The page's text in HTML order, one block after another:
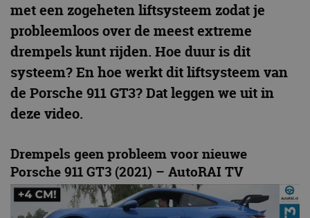
met een zogeheten liftsysteem zodat je
probleemloos over de meest extreme
drempels kunt rijden. Hoe duur is dit
systeem? En hoe werkt dit liftsysteem van
de Porsche 911 GT3? Dat leggen we uit in
deze video.
Drempels geen probleem voor nieuwe
Porsche 911 GT3 (2021) – AutoRAI TV